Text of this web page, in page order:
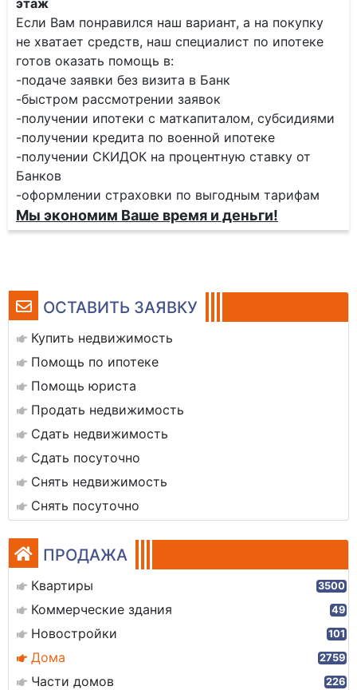
ОСТАВИТЬ ЗАЯВКУ
Купить недвижимость
Помощь по ипотеке
Помощь юриста
Продать недвижимость
Сдать недвижимость
Сдать посуточно
Снять недвижимость
Снять посуточно
ПРОДАЖА
Квартиры 3500
Коммерческие здания 49
Новостройки 101
Дома 2759
Части домов 226
этаж
Если Вам понравился наш вариант, а на покупку
не хватает средств, наш специалист по ипотеке
готов оказать помощь в:
-подаче заявки без визита в Банк
-быстром рассмотрении заявок
-получении ипотеки с маткапиталом, субсидиями
-получении кредита по военной ипотеке
-получении СКИДОК на процентную ставку от
Банков
-оформлении страховки по выгодным тарифам
Мы экономим Ваше время и деньги!